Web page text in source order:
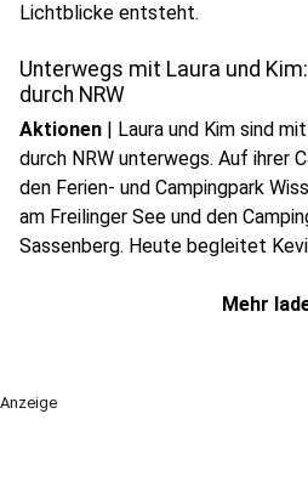
Lichtblicke entsteht.
Unterwegs mit Laura und
durch NRW
Aktionen | Laura und Kim sind
durch NRW unterwegs. Auf ihrer
den Ferien- und Campingpark
am Freilinger See und den
Sassenberg. Heute begleitet
Mehr
Anzeige